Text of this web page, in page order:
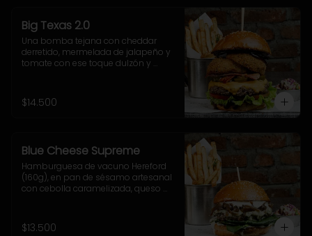
Big Texas 2.0
Una bomba tejana con cheddar
derretido, mermelada de jalapeño y
tomate con ese toque dulzón y
crocante y nuestra poderosa
sriracha BBQ.
$14.500
Blue Cheese Supreme
Hamburguesa de vacuno Hereford
(160g), en pan de sésamo artesanal
con cebolla caramelizada, queso
acompañamiento a elección.
$13.500